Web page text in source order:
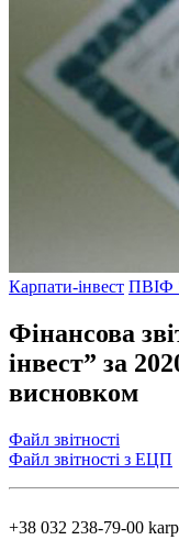
Карпати-інвест ПВІФ
Фінансова
інвест” за
висновком
Файл звітності
Файл звітності з ЕЦП
+38 032 238-79-00